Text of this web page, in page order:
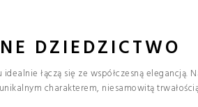
DZIEDZICTWO
łączą się ze współczesną elegancją.
charakterem, niesamowitą